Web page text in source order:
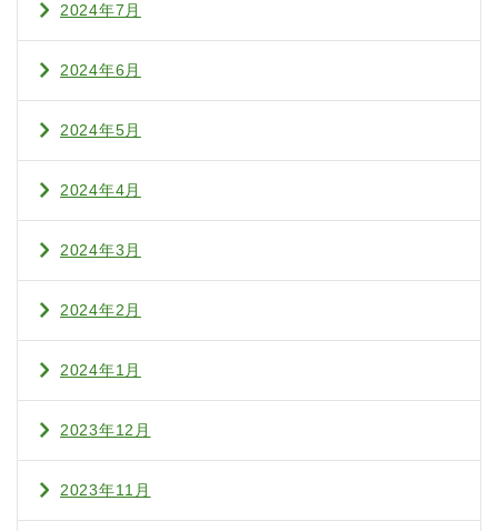
2024年7月
2024年6月
2024年5月
2024年4月
2024年3月
2024年2月
2024年1月
2023年12月
2023年11月